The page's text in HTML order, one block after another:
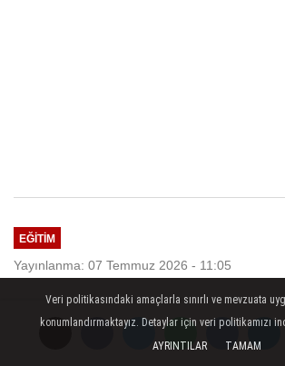
EĞITIM
Yayınlanma: 07 Temmuz 2026 - 11:05
Karaman Anadolu Lisesi
Öğrencisi Bisiklette
Veri politikasındaki amaçlarla sınırlı ve mevzuata
konumlandırmaktayız. Detaylar için veri politikamızı
AYRINTILAR
TAMAM